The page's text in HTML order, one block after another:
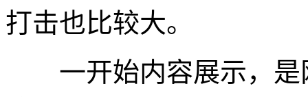
打击也比较大。
一开始内容展示，是